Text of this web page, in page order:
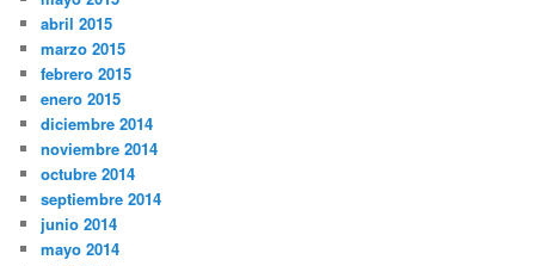
abril 2015
marzo 2015
febrero 2015
enero 2015
diciembre 2014
noviembre 2014
octubre 2014
septiembre 2014
junio 2014
mayo 2014